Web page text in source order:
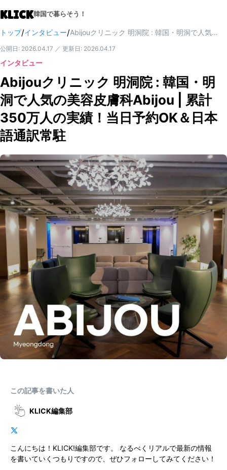
KLICK韓国で暮らそう！
トップ/インタビュー/ Abijouクリニック 明洞院 : 韓国・明洞で人気の美容皮膚科Abijou | 累計350万人の実績！当日予約OK＆日本語通訳常駐
公開日 : 2026.04.17 ／ 更新日 : 2026.04.17
インタビュー
Abijouクリニック 明洞院 : 韓国・明
洞で人気の美容皮膚科Abijou | 累計
350万人の実績！当日予約OK＆日本
語通訳常駐
この記事を書いた人
KLICK編集部
こんにちは！KLICK!編集部です。 なるべくリアルで最新の情報
を書いていくつもりですので、ぜひフォローしてみてください！